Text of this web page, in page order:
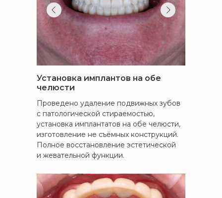
Установка имплантов на обе
челюсти
Проведено удаление подвижных зубов
с патологической стираемостью,
установка имплантатов на обе челюсти,
изготовление не съёмных конструкций.
Полное восстановление эстетической
и жевательной функции.